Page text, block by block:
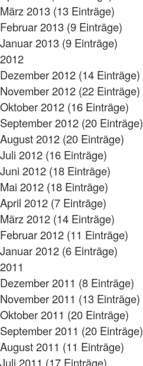
März 2013 (13 Einträge)
Februar 2013 (9 Einträge)
Januar 2013 (9 Einträge)
2012
Dezember 2012 (14 Einträge)
November 2012 (22 Einträge)
Oktober 2012 (16 Einträge)
September 2012 (20 Einträge)
August 2012 (20 Einträge)
Juli 2012 (16 Einträge)
Juni 2012 (18 Einträge)
Mai 2012 (18 Einträge)
April 2012 (7 Einträge)
März 2012 (14 Einträge)
Februar 2012 (11 Einträge)
Januar 2012 (6 Einträge)
2011
Dezember 2011 (8 Einträge)
November 2011 (13 Einträge)
Oktober 2011 (20 Einträge)
September 2011 (20 Einträge)
August 2011 (11 Einträge)
Juli 2011 (17 Einträge)